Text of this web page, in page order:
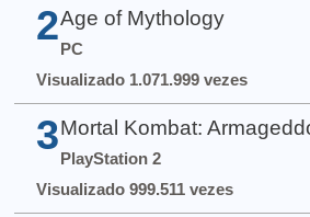
2 Age of Mythology
PC
Visualizado 1.071.999 vezes
3 Mortal Kombat:
PlayStation 2
Visualizado 999.511 vezes